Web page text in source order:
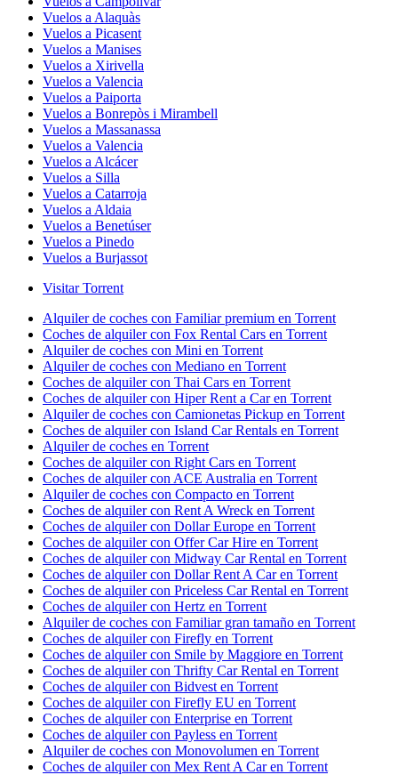
Vuelos a Alaquàs
Vuelos a Picasent
Vuelos a Manises
Vuelos a Xirivella
Vuelos a Valencia
Vuelos a Paiporta
Vuelos a Bonrepòs i Mirambell
Vuelos a Massanassa
Vuelos a Valencia
Vuelos a Alcácer
Vuelos a Silla
Vuelos a Catarroja
Vuelos a Aldaia
Vuelos a Benetúser
Vuelos a Pinedo
Vuelos a Burjassot
Visitar Torrent
Alquiler de coches con Familiar premium en Torrent
Coches de alquiler con Fox Rental Cars en Torrent
Alquiler de coches con Mini en Torrent
Alquiler de coches con Mediano en Torrent
Coches de alquiler con Thai Cars en Torrent
Coches de alquiler con Hiper Rent a Car en Torrent
Alquiler de coches con Camionetas Pickup en Torrent
Coches de alquiler con Island Car Rentals en Torrent
Alquiler de coches en Torrent
Coches de alquiler con Right Cars en Torrent
Coches de alquiler con ACE Australia en Torrent
Alquiler de coches con Compacto en Torrent
Coches de alquiler con Rent A Wreck en Torrent
Coches de alquiler con Dollar Europe en Torrent
Coches de alquiler con Offer Car Hire en Torrent
Coches de alquiler con Midway Car Rental en Torrent
Coches de alquiler con Dollar Rent A Car en Torrent
Coches de alquiler con Priceless Car Rental en Torrent
Coches de alquiler con Hertz en Torrent
Alquiler de coches con Familiar gran tamaño en Torrent
Coches de alquiler con Firefly en Torrent
Coches de alquiler con Smile by Maggiore en Torrent
Coches de alquiler con Thrifty Car Rental en Torrent
Coches de alquiler con Bidvest en Torrent
Coches de alquiler con Firefly EU en Torrent
Coches de alquiler con Enterprise en Torrent
Coches de alquiler con Payless en Torrent
Alquiler de coches con Monovolumen en Torrent
Coches de alquiler con Mex Rent A Car en Torrent